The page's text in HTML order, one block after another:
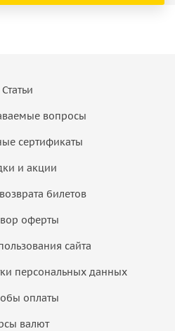
Статьи
вопросы
сертификаты
и акции
билетов
оферты
сайта
персональных данных
оплаты
валют